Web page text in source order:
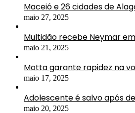
Maceió e 26 cidades de
maio 27, 2025
Multidão recebe Neymar
maio 21, 2025
Motta garante rapidez na
maio 17, 2025
Adolescente é salvo após
maio 20, 2025